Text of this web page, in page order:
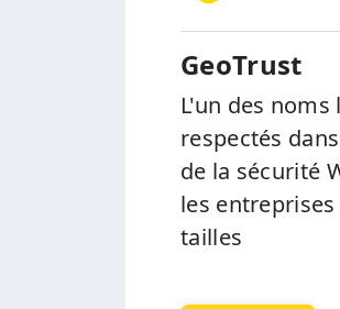
GeoTrust
L'un des noms
respectés
de la sécurité
les
tailles